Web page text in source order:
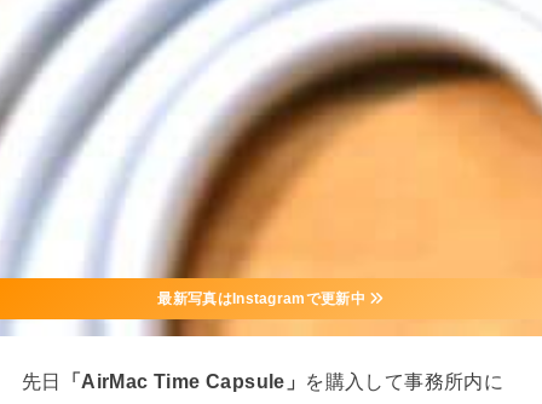
最新写真はInstagramで更新中
先日 「AirMac Time Capsule」
を購入して事務所内に